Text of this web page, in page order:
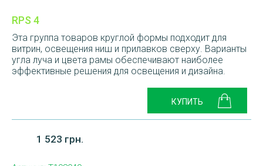
RPS 4
Эта группа товаров круглой формы подходит для
витрин, освещения ниш и прилавков сверху. Варианты
угла луча и цвета рамы обеспечивают наиболее
эффективные решения для освещения и дизайна.
1 523 грн.